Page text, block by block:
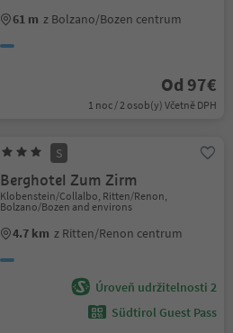
61 m z Bolzano/Bozen centrum
Od 97€
1 noc / 2 osob(y) Včetně DPH
S
Berghotel Zum Zirm
Klobenstein/Collalbo, Ritten/Renon,
Bolzano/Bozen and environs
4.7 km z Ritten/Renon centrum
Úroveň udržitelnosti 2
Südtirol Guest Pass